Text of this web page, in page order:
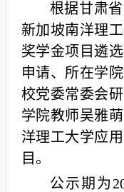
根据甘肃
新加坡南洋理
奖学金项目遴
申请、所在学
校党委常委会
学院教师吴雅
洋理工大学应
目。
公示期为